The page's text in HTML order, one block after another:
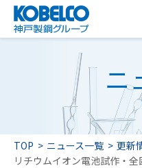
ニ
TOP ニュース一覧 更新
リチウムイオン電池試作・